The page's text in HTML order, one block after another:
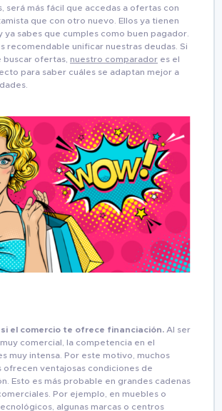
será más fácil que accedas a ofertas con
que con otro nuevo. Ellos ya tienen
ya sabes que cumples como buen pagador.
recomendable unificar nuestras deudas. Si
buscar ofertas, nuestro comparador es el
para saber cuáles se adaptan mejor a
el comercio te ofrece financiación. Al ser
comercial, la competencia en el
muy intensa. Por este motivo, muchos
ofrecen ventajosas condiciones de
Esto es más probable en grandes cadenas
Por ejemplo, en muebles o
algunas marcas o centros